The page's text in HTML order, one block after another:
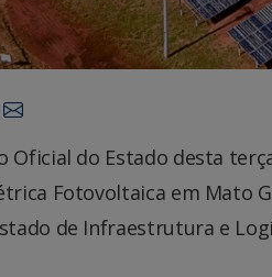
Oficial do Estado desta
Fotovoltaica em Mato
de Infraestrutura e